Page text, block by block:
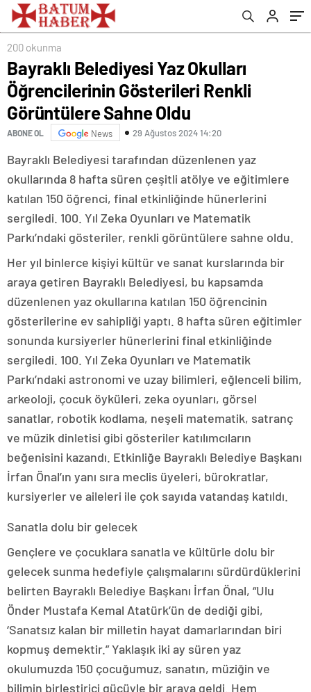
Görüntülere Sahne Oldu
200 okunma
Bayraklı Belediyesi Yaz Okulları
Öğrencilerinin Gösterileri Renkli
Görüntülere Sahne Oldu
ABONE OL News 29 Ağustos 2024 14:20
Bayraklı Belediyesi tarafından düzenlenen yaz
okullarında 8 hafta süren çeşitli atölye ve eğitimlere
katılan 150 öğrenci, final etkinliğinde hünerlerini
sergiledi. 100. Yıl Zeka Oyunları ve Matematik
Parkı’ndaki gösteriler, renkli görüntülere sahne oldu.
Her yıl binlerce kişiyi kültür ve sanat kurslarında bir
araya getiren Bayraklı Belediyesi, bu kapsamda
düzenlenen yaz okullarına katılan 150 öğrencinin
gösterilerine ev sahipliği yaptı. 8 hafta süren eğitimler
sonunda kursiyerler hünerlerini final etkinliğinde
sergiledi. 100. Yıl Zeka Oyunları ve Matematik
Parkı’ndaki astronomi ve uzay bilimleri, eğlenceli bilim,
arkeoloji, çocuk öyküleri, zeka oyunları, görsel
sanatlar, robotik kodlama, neşeli matematik, satranç
ve müzik dinletisi gibi gösteriler katılımcıların
beğenisini kazandı. Etkinliğe Bayraklı Belediye Başkanı
İrfan Önal’ın yanı sıra meclis üyeleri, bürokratlar,
kursiyerler ve aileleri ile çok sayıda vatandaş katıldı.
Sanatla dolu bir gelecek
Gençlere ve çocuklara sanatla ve kültürle dolu bir
gelecek sunma hedefiyle çalışmalarını sürdürdüklerini
belirten Bayraklı Belediye Başkanı İrfan Önal, “Ulu
Önder Mustafa Kemal Atatürk’ün de dediği gibi,
‘Sanatsız kalan bir milletin hayat damarlarından biri
kopmuş demektir.” Yaklaşık iki ay süren yaz
okulumuzda 150 çocuğumuz, sanatın, müziğin ve
bilimin birleştirici gücüyle bir araya geldi. Hem